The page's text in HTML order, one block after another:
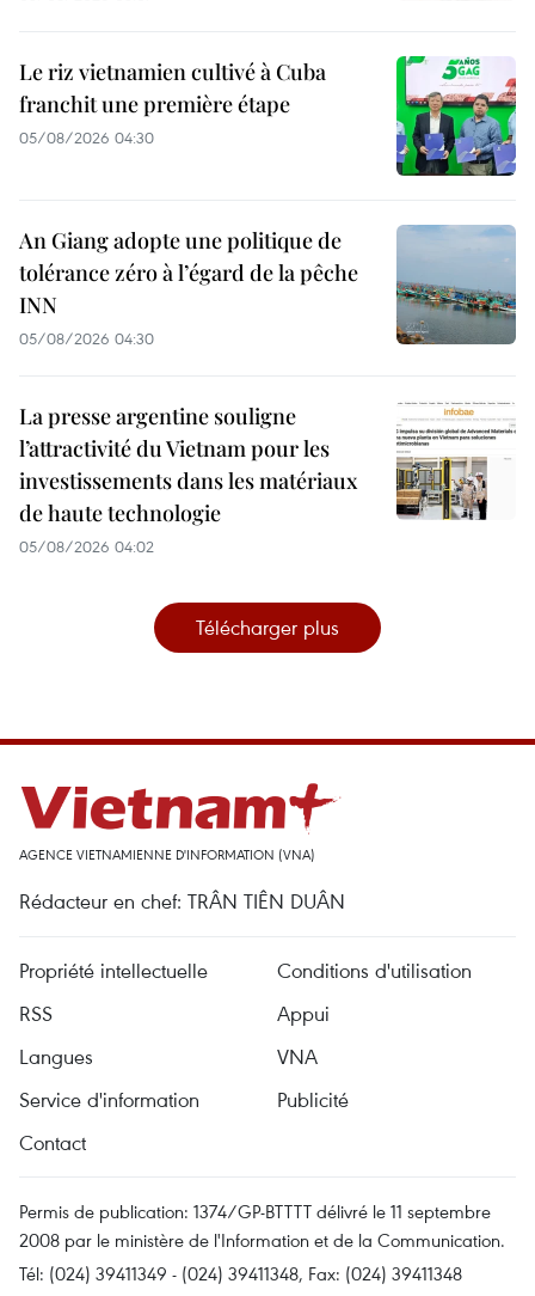
Le riz vietnamien cultivé à Cuba
franchit une première étape
05/08/2026 04:30
An Giang adopte une politique de
tolérance zéro à l’égard de la pêche
INN
05/08/2026 04:30
La presse argentine souligne
l’attractivité du Vietnam pour les
investissements dans les matériaux
de haute technologie
05/08/2026 04:02
Télécharger plus
AGENCE VIETNAMIENNE D'INFORMATION (VNA)
Rédacteur en chef: TRÂN TIÊN DUÂN
Propriété intellectuelle
Conditions d'utilisation
RSS
Appui
Langues
VNA
Service d'information
Publicité
Contact
Permis de publication: 1374/GP-BTTTT délivré le 11 septembre
2008 par le ministère de l'Information et de la Communication.
Tél: (024) 39411349 - (024) 39411348, Fax: (024) 39411348